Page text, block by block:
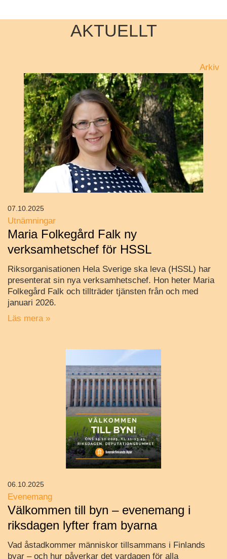
AKTUELLT
Arkiv
Utnämningar
Maria Folkegård Falk ny
verksamhetschef för HSSL
Riksorganisationen Hela Sverige ska leva (HSSL) har
presenterat sin nya verksamhetschef. Hon heter Maria
Folkegård Falk och tillträder tjänsten från och med
januari 2026.
Läs mera »
07.10.2025
Evenemang
Välkommen till byn – evenemang i
riksdagen lyfter fram byarna
Vad åstadkommer människor tillsammans i Finlands
byar – och hur påverkar det vardagen för alla
06.10.2025